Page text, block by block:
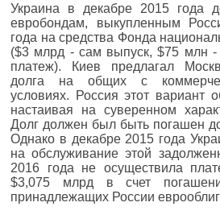
Украина в декабре 2015 года
евробондам, выкупленным
года на средства Фонда
($3 млрд - сам выпуск, $75 млн -
платеж). Киев предлагал
долга на общих с
условиях. Россия этот вариант
настаивая на суверенном
Долг должен был быть погашен
Однако в декабре 2015 года
на обслуживание этой
2016 года не осуществила
$3,075 млрд в счет
принадлежащих России